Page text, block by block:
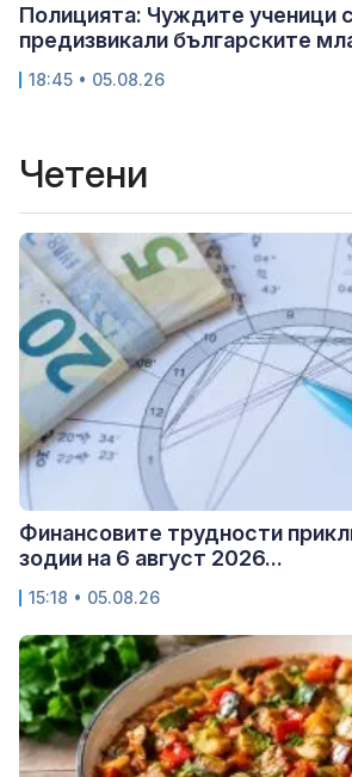
Полицията: Чуждите ученици
предизвикали българските
18:45 • 05.08.26
Четени
Финансовите трудности
зодии на 6 август 2026...
15:18 • 05.08.26